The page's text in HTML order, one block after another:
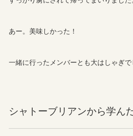
あー。美味しかった！
一緒に行ったメンバーとも大はしゃぎで
シャトーブリアンから学ん